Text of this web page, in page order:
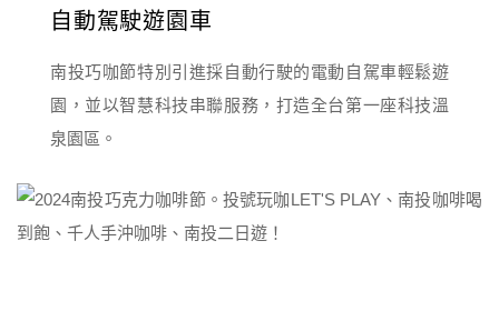
自動駕駛遊園車
南投巧咖節特別引進採自動行駛的電動自駕車輕鬆遊
園，並以智慧科技串聯服務，打造全台第一座科技溫
泉園區。